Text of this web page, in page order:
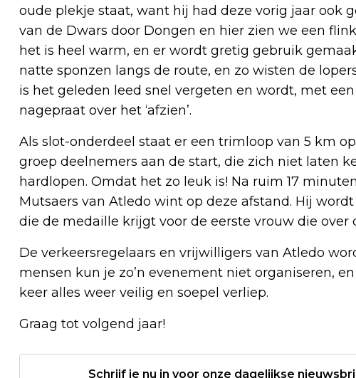
oude plekje staat, want hij had deze vorig jaar ook
van de Dwars door Dongen en hier zien we een
het is heel warm, en er wordt gretig gebruik
natte sponzen langs de route, en zo wisten de
is het geleden leed snel vergeten en wordt, met
nagepraat over het ‘afzien’.
Als slot-onderdeel staat er een trimloop van 5 km
groep deelnemers aan de start, die zich niet laten
hardlopen. Omdat het zo leuk is! Na ruim 17
Mutsaers van Atledo wint op deze afstand. Hij
die de medaille krijgt voor de eerste vrouw die over
De verkeersregelaars en vrijwilligers van Atledo
mensen kun je zo’n evenement niet organiseren,
keer alles weer veilig en soepel verliep.
Graag tot volgend jaar!
Schrijf je nu in voor onze dagelijkse